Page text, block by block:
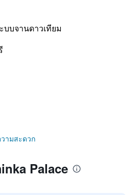
บบจานดาวเทียม
ามสะดวก
Palace